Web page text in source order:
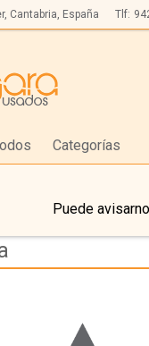
Cantabria, España Tlf:
Categorías
Puede